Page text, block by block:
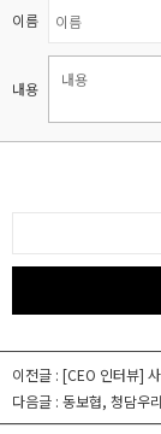
이름
내용
이전글 : [CEO 인터뷰]
다음글 : 동보협, 청담우